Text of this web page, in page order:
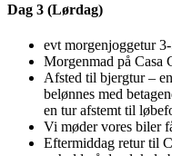
Dag 3 (Lørdag)
evt morgenjoggetur
Morgenmad på Casa
Afsted til bjergtur –
belønnes med
en tur afstemt til
Vi møder vores biler
Eftermiddag retur til